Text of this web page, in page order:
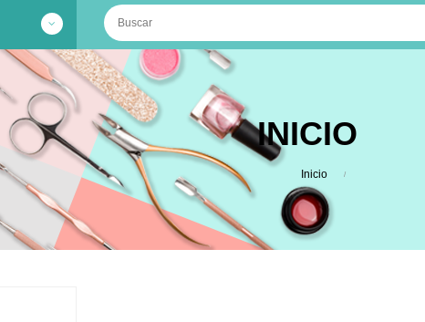
INICIO
Inicio